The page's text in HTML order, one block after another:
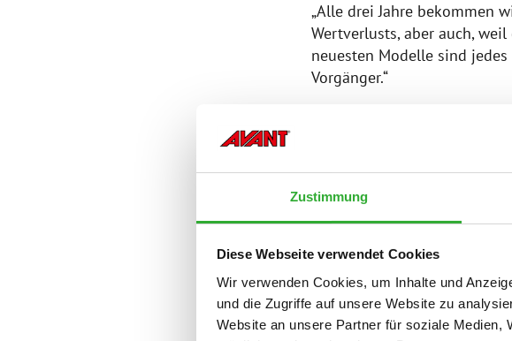
Zustimmung
Diese Webseite verwendet Cookies
Wir verwenden Cookies, um Inhalte und
und die Zugriffe auf unsere Website zu
Website an unsere Partner für soziale Medien,
„Alle drei Jahre bekommen
Wertverlusts, aber auch,
neuesten Modelle sind
Vorgänger.“
Norbert de Schaetzen van
selbst Maschinen entwickelt
Sein Engagement für
entschieden, die Innovation